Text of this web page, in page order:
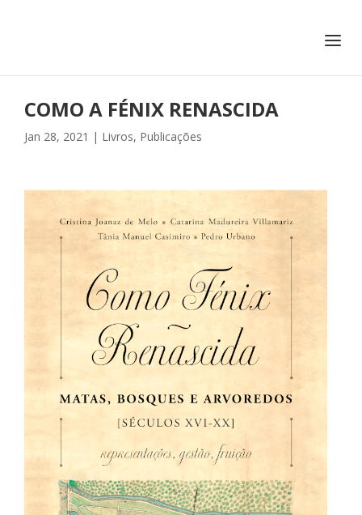
COMO A FÉNIX RENASCIDA
Jan 28, 2021 | Livros, Publicações